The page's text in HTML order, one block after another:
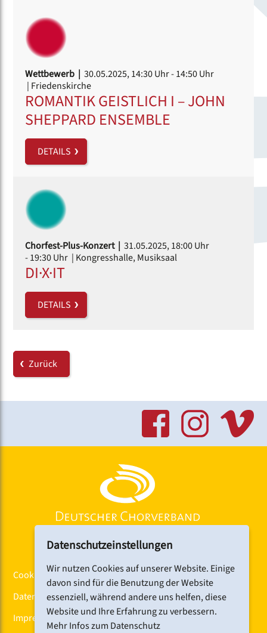
Wettbewerb | 30.05.2025, 14:30 Uhr- 14:50 Uhr
| Friedenskirche
ROMANTIK GEISTLICH I – JOHN
SHEPPARD ENSEMBLE
DETAILS
Chorfest-Plus-Konzert | 31.05.2025, 18:00 Uhr
- 19:30 Uhr | Kongresshalle, Musiksaal
DI·X·IT
DETAILS
Zurück
Cookiebanner
Datenschutz
Impressum
Datenschutzeinstellungen
Wir nutzen Cookies auf unserer Website. Einige
davon sind für die Benutzung der Website
essenziell, während andere uns helfen, diese
Website und Ihre Erfahrung zu verbessern.
Mehr Infos zum Datenschutz